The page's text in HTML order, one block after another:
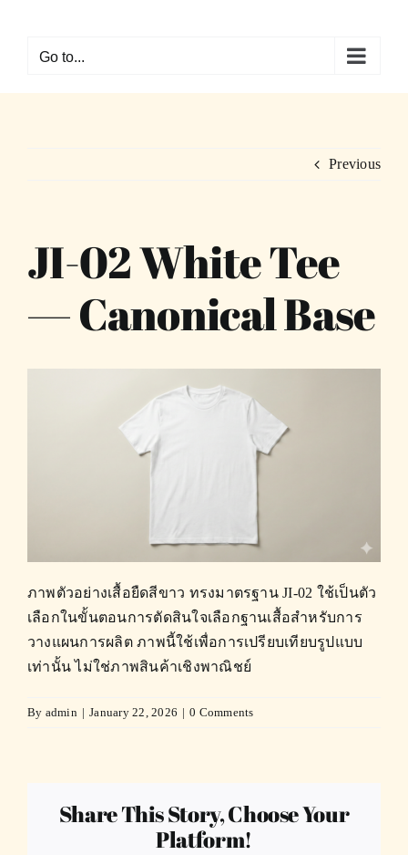
contentGo to...
Previous
JI-02 White Tee
— Canonical Base
ภาพตัวอย่างเสื้อยืดสีขาว ทรงมาตรฐาน JI-02 ใช้เป็นตัว
เลือกในขั้นตอนการตัดสินใจเลือกฐานเสื้อสำหรับการ
วางแผนการผลิต ภาพนี้ใช้เพื่อการเปรียบเทียบรูปแบบ
เท่านั้น ไม่ใช่ภาพสินค้าเชิงพาณิชย์
By admin | January 22, 2026 | 0 Comments
Share This Story, Choose Your
Platform!